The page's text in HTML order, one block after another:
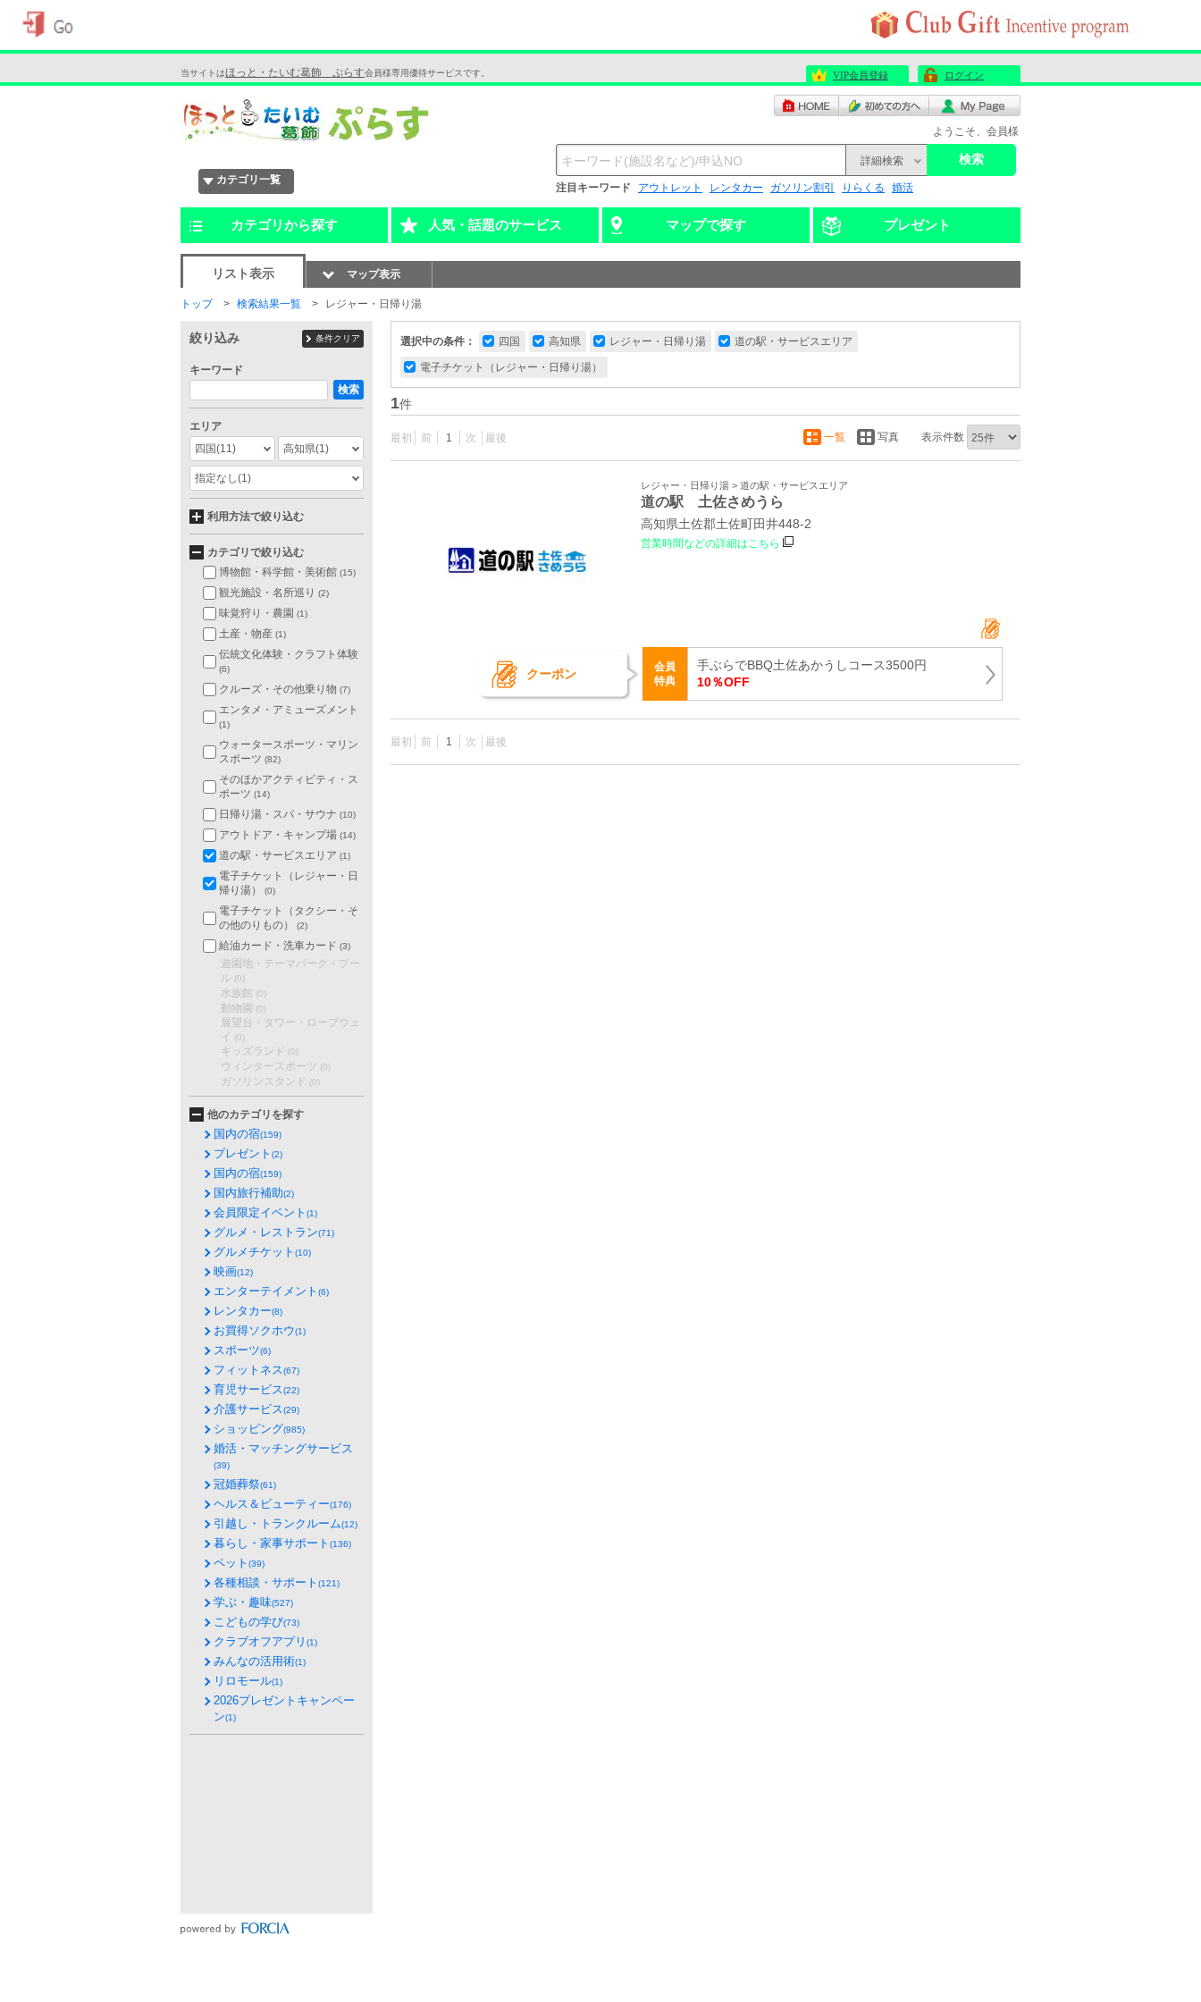
当サイトはほっと・たいむ葛飾 ぷらす会員様専用優待サービスです。 VIP会員登録 ログイン
ようこそ、会員様
カテゴリ一覧
詳細検索 検索
注目キーワード アウトレット レンタカー ガソリン割引 りらくる 婚活
カテゴリから探す 人気・話題のサービス マップで探す プレゼント
リスト表示 マップ表示
トップ 検索結果一覧 レジャー・日帰り湯
選択中の条件： 四国 高知県 レジャー・日帰り湯 道の駅・サービスエリア
電子チケット（レジャー・日帰り湯）
1件
最初 前 1 次 最後 一覧 写真 表示件数
レジャー・日帰り湯 > 道の駅・サービスエリア
道の駅 土佐さめうら
高知県土佐郡土佐町田井448‐2
営業時間などの詳細はこちら
クーポン
会員
特典
手ぶらでBBQ土佐あかうしコース3500円
10％OFF
最初 前 1 次 最後
絞り込み 条件クリア
キーワード
検索
エリア
四国(11) 高知県(1)
指定なし(1)
利用方法で絞り込む
カテゴリで絞り込む
博物館・科学館・美術館 (15)
観光施設・名所巡り (2)
味覚狩り・農園 (1)
土産・物産 (1)
伝統文化体験・クラフト体験
(6)
クルーズ・その他乗り物 (7)
エンタメ・アミューズメント
(1)
ウォータースポーツ・マリン
スポーツ (82)
そのほかアクティビティ・ス
ポーツ (14)
日帰り湯・スパ・サウナ (10)
アウトドア・キャンプ場 (14)
道の駅・サービスエリア (1)
電子チケット（レジャー・日
帰り湯）
(0)
電子チケット（タクシー・そ
の他のりもの）
(2)
給油カード・洗車カード (3)
遊園地・テーマパーク・プー
ル (0)
水族館 (0)
動物園 (0)
展望台・タワー・ロープウェ
イ
(0)
キッズランド (0)
ウィンタースポーツ (0)
ガソリンスタンド (0)
他のカテゴリを探す
国内の宿(159)
プレゼント (2)
国内の宿(159)
国内旅行補助(2)
会員限定イベント (1)
グルメ・レストラン(71)
グルメチケット (10)
映画(12)
エンターテイメント (6)
レンタカー(8)
お買得ソクホウ(1)
スポーツ(6)
フィットネス(67)
育児サービス(22)
介護サービス(29)
ショッピング(985)
婚活・マッチングサービス
(39)
冠婚葬祭(61)
ヘルス＆ビューティー(176)
引越し・トランクルーム(12)
暮らし・家事サポート (136)
ペット (39)
各種相談・サポート (121)
学ぶ・趣味(527)
こどもの学び(73)
クラブオフアプリ (1)
みんなの活用術(1)
リロモール(1)
2026プレゼントキャンペー
ン(1)